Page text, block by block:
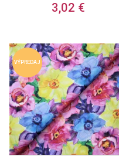
3,02 €
VÝPREDAJ